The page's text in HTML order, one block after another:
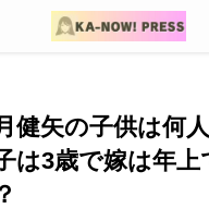
健矢の子供は何
は3歳で嫁は年上